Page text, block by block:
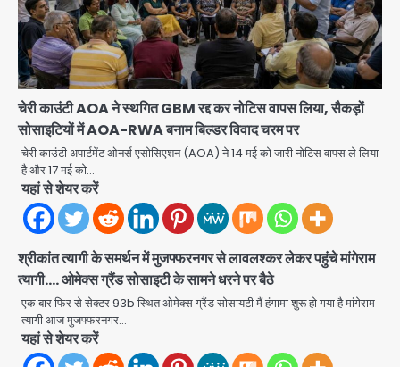
चेरी काउंटी AOA ने स्थगित GBM रद्द कर नोटिस वापस लिया, सैकड़ों
सोसाइटियों में AOA-RWA बनाम बिल्डर विवाद चरम पर
चेरी काउंटी अपार्टमेंट ओनर्स एसोसिएशन (AOA) ने 14 मई को जारी नोटिस वापस ले लिया
है और 17 मई को…
यहां से शेयर करें
श्रीकांत त्यागी के समर्थन में मुजफ्फरनगर से लावलश्कर लेकर पहुंचे मांगेराम
त्यागी…. ओमेक्स ग्रैंड सोसाइटी के सामने धरने पर बैठे
एक बार फिर से सेक्टर 93b स्थित ओमेक्स ग्रैंड सोसायटी मैं हंगामा शुरू हो गया है मांगेराम
त्यागी आज मुजफ्फरनगर…
यहां से शेयर करें
माल की खरीद-फरोख्त करने वाले गिरोह का
भंडाफोड़
Team JHJ
3
सरकारी भर्ती परीक्षाओं में नकल कराने वाले
अंतरराज्यीय गिरोह का भंडाफोड़, मास्टरमाइंड